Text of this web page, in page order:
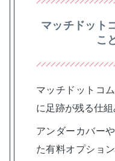
マッチドット
こ
マッチドットコ
に足跡が残る仕組
アンダーカバー
た有料オプショ